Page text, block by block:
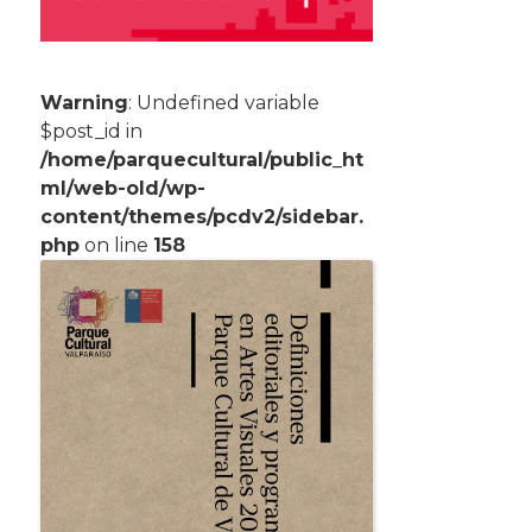
Warning: Undefined variable
$post_id in
/home/parquecultural/public_ht
ml/web-old/wp-
content/themes/pcdv2/sidebar.
php on line 158